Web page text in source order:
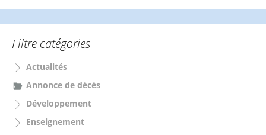
c
h
r
h
e
Filtre catégories
Actualités
Annonce de décès
Développement
Enseignement